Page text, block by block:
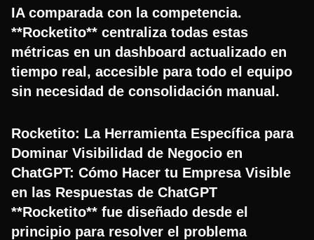
IA comparada con la competencia.
**Rocketito** centraliza todas estas
métricas en un dashboard actualizado en
tiempo real, accesible para todo el equipo
sin necesidad de consolidación manual.
Rocketito: La Herramienta Específica para
Dominar Visibilidad de Negocio en
ChatGPT: Cómo Hacer tu Empresa Visible
en las Respuestas de ChatGPT
**Rocketito** fue diseñado desde el
principio para resolver el problema